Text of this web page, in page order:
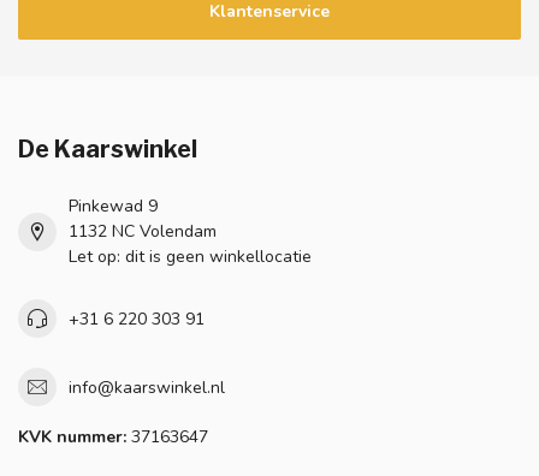
Klantenservice
De Kaarswinkel
Pinkewad 9
1132 NC Volendam
Let op: dit is geen winkellocatie
+31 6 220 303 91
info@kaarswinkel.nl
KVK nummer: 37163647